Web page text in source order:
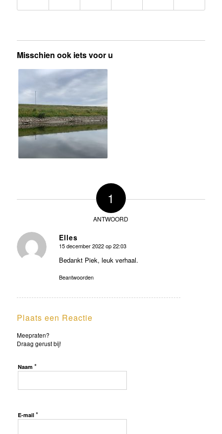
Misschien ook iets voor u
1
ANTWOORD
Elles
zegt:
15 december 2022 op 22:03
Bedankt Piek, leuk verhaal.
Beantwoorden
Plaats een Reactie
Meepraten?
Draag gerust bij!
Naam *
E-mail *